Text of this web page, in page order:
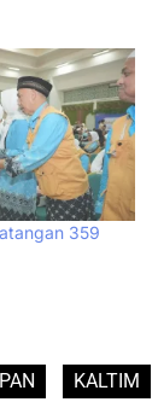
359
KALTIM